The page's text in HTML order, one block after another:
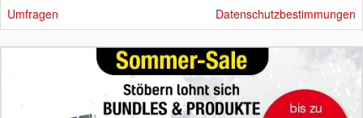
Umfragen Datenschutzbestimmungen